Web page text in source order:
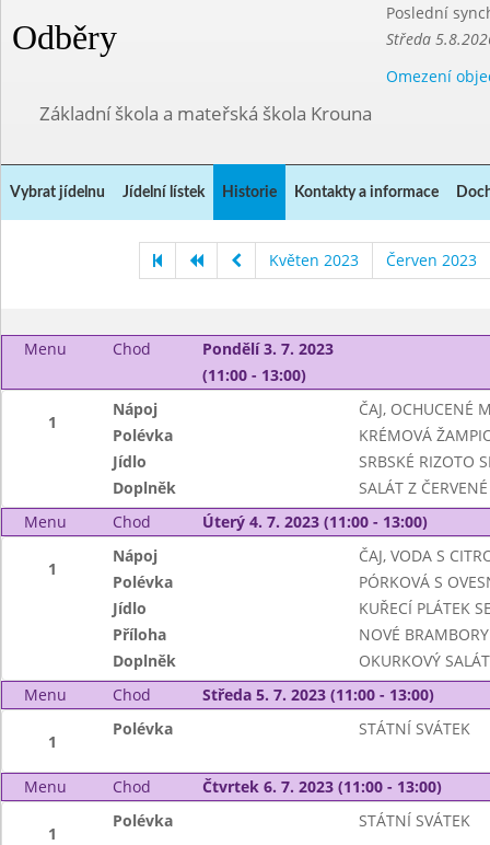
Odběry
Poslední
Středa
Omezení
Základní škola a mateřská škola Krouna
Vybrat jídelnu Jídelní lístek Historie Kontakty a informace
Květen 2023 Červen 2023
Menu Chod
Pondělí 3. 7. 2023
(11:00 - 13:00)
1
Nápoj
ČAJ, OCHUCENÉ
Polévka
KRÉMOVÁ
Jídlo
SRBSKÉ RIZOTO
Doplněk
SALÁT Z
Menu
Chod Úterý 4. 7. 2023 (11:00 - 13:00)
1
Nápoj
ČAJ, VODA S
Polévka
PÓRKOVÁ S
Jídlo
KUŘECÍ PLÁTEK
Příloha
NOVÉ BRAMBORY
Doplněk
OKURKOVÝ SALÁT
Menu
Chod Středa 5. 7. 2023 (11:00 - 13:00)
1
Polévka STÁTNÍ SVÁTEK
Menu Chod Čtvrtek 6. 7. 2023 (11:00 - 13:00)
1
Polévka STÁTNÍ SVÁTEK